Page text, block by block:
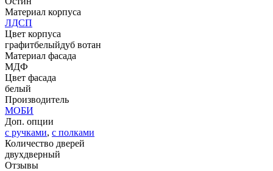
Материал корпуса
ЛДСП
Цвет корпуса
графитбелыйдуб вотан
Материал фасада
МДФ
Цвет фасада
белый
Производитель
МОБИ
Доп. опции
с ручками, с полками
Количество дверей
двухдверный
Отзывы